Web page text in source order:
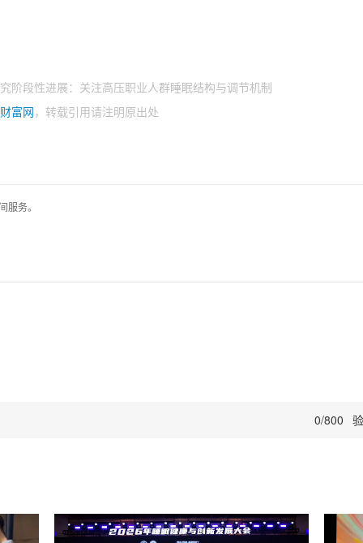
阶段性进展：关注高压职业人群睡眠结构与调节机制
富网 ，转载引用请注明原出处
务。
0/800